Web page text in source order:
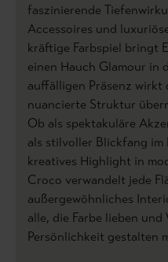
faszinierende
Accessoires und
kräftige Farbspiel bringt
einen Hauch Glamour in
auffälligen Präsenz wirkt
nuancierte Struktur
Ob als spektakuläre
als stilvoller Blickfang
kreatives Highlight in
Croco verwandelt jede
außergewöhnliches
alle, die Farbe lieben
Persönlichkeit gestalten